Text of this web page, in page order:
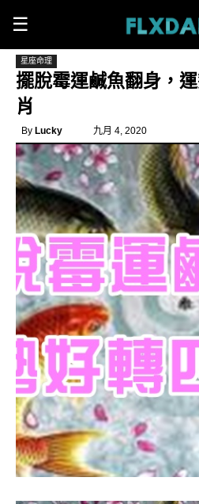
☰
星座命理
擺脫霉運鹹魚翻身，
肖
By Lucky 九月 4, 2020